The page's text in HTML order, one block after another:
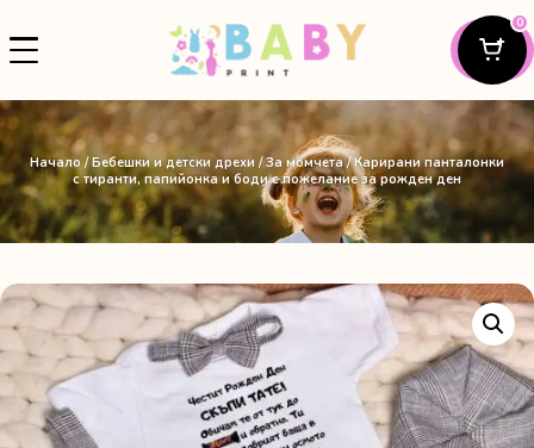
0
Начало /Бебешки и детски дрехи /За момчета/ Карирани панталонки
с тиранти, папийонка и боди с пожелание за рожден ден